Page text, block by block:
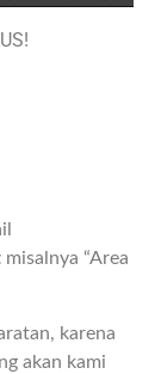
misalnya “Area
karena
akan kami